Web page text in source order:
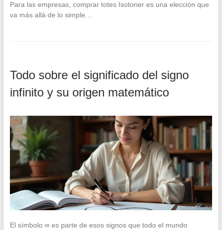
Para las empresas, comprar totes Isotoner es una elección que
va más allá de lo simple…
Todo sobre el significado del signo
infinito y su origen matemático
El símbolo ∞ es parte de esos signos que todo el mundo